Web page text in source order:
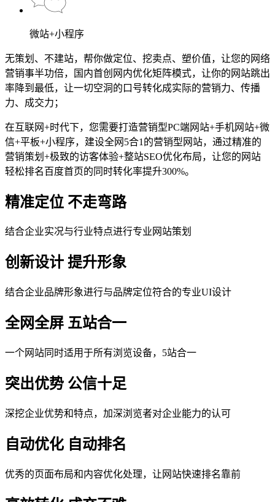
微站+小程序
无策划、不建站，帮你做定位、挖卖点、塑价值，让您的网络
营销事半功倍，国内首创网内优化矩阵模式，让你的网站跳出
率降到最低，让一切空洞的口号转化成实际的营销力、传播
力、成交力；
在互联网+时代下，您需要打造营销型PC端网站+手机网站+微
信+平板+小程序，建设全网5合1的营销型网站，通过精准的
营销策划+极致的访客体验+整站SEO优化布局，让您的网站
轻松排名百度首页的同时转化率提升300%。
精准定位 不走弯路
结合企业实况与行业特点进行专业网站策划
创新设计 提升形象
结合企业品牌形象进行与品牌定位符合的专业UI设计
全网全屏 五站合一
一个网站同时适用于所有浏览设备，5站合一
突出优势 公信十足
深挖企业优势和特点，加深浏览者对企业能力的认可
自动优化 自动排名
优秀的页面布局和内容优化处理，让网站快速排名靠前